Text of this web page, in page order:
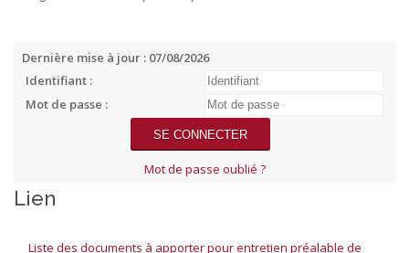
Dernière mise à jour : 07/08/2026
Identifiant :
Mot de passe :
Mot de passe oublié ?
Lien
Liste des documents à apporter pour entretien préalable de